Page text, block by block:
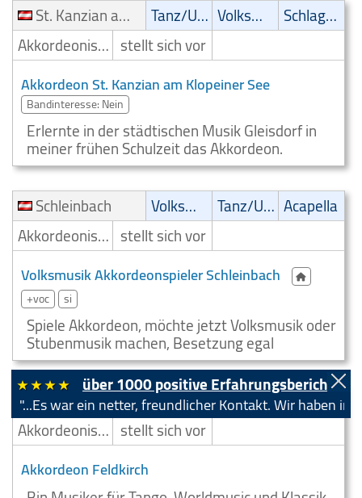
St. Kanzian am Klopeiner See
Tanz/Unterhaltungsmusik Volksmusik
Schlager
Akkordeonist/Akkordeonspieler stellt sich vor
Akkordeon St. Kanzian am Klopeiner See
Bandinteresse: Nein
Erlernte in der städtischen Musik Gleisdorf in
meiner frühen Schulzeit das Akkordeon.
Schleinbach
Volksmusik Tanz/Unterhaltungsmusik Acapella
Akkordeonist/Akkordeonspieler stellt sich vor
Volksmusik Akkordeonspieler Schleinbach
+voc si
Spiele Akkordeon, möchte jetzt Volksmusik oder
Stubenmusik machen, Besetzung egal
Feldkirch
World Music Tango/Samba Klassik
Akkordeonist/Akkordeonspieler stellt sich vor
Akkordeon Feldkirch
über 1000 positive Erfahrungsberichte!
ein netter, freundlicher Kontakt. Wir haben im